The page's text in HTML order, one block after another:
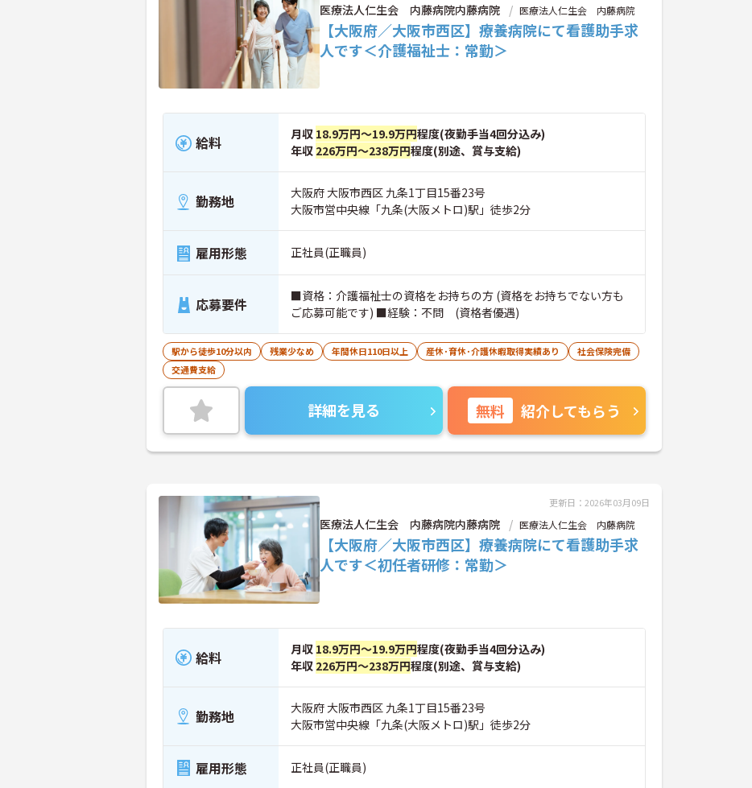
医療法人仁生会 内藤病院内藤病院 医療法人仁生会 内藤病院
【大阪府／大阪市西区】療養病院にて看護助手求
人です＜介護福祉士：常勤＞
給料 月収 18.9万円～19.9万円程度(夜勤手当4回分込み)
年収 226万円～238万円程度(別途、賞与支給)
勤務地
大阪府 大阪市西区 九条1丁目15番23号
大阪市営中央線「九条(大阪メトロ)駅」徒歩2分
雇用形態 正社員(正職員)
応募要件
■資格：介護福祉士の資格をお持ちの方 (資格をお持ちでない方も
ご応募可能です) ■経験：不問 (資格者優遇)
駅から徒歩10分以内 残業少なめ 年間休日110日以上 産休･育休･介護休暇取得実績あり
社会保険完備
交通費支給
詳細を見る 無料 紹介してもらう
更新日：2026年03月09日
医療法人仁生会 内藤病院内藤病院 医療法人仁生会 内藤病院
【大阪府／大阪市西区】療養病院にて看護助手求
人です＜初任者研修：常勤＞
給料 月収 18.9万円～19.9万円程度(夜勤手当4回分込み)
年収 226万円～238万円程度(別途、賞与支給)
勤務地
大阪府 大阪市西区 九条1丁目15番23号
大阪市営中央線「九条(大阪メトロ)駅」徒歩2分
雇用形態 正社員(正職員)